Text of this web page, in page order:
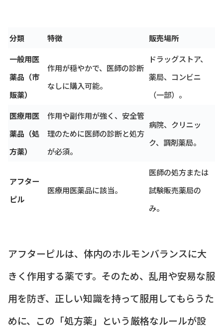
分類 特徴
販売場所
一般用医
薬品（市
販薬）
作用が穏やかで、医師の診断
なしに購入可能。
ドラッグストア、
薬局、コンビニ
（一部）。
医療用医
薬品（処
方薬）
作用や副作用が強く、安全管
理のために医師の診断と処方
が必須。
病院、クリニッ
ク、調剤薬局。
アフター
ピル
医療用医薬品に該当。
医師の処方または
試験販売薬局の
み。
アフターピルは、体内のホルモンバランスに大
きく作用する薬です。そのため、乱用や安易な服
用を防ぎ、正しい知識を持って服用してもらうた
めに、この「処方薬」という厳格なルールが設